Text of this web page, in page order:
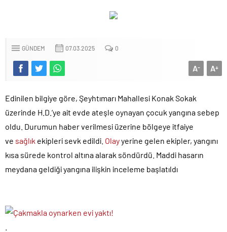
GÜNDEM 07.03.2025 0
A+
A-
Edinilen bilgiye göre, Şeyhtımarı Mahallesi Konak Sokak
üzerinde H.D.’ye ait evde ateşle oynayan çocuk yangına sebep
oldu. Durumun haber verilmesi üzerine bölgeye itfaiye
ve sağlık ekipleri sevk edildi. Olayyerine gelen ekipler, yangını
kısa sürede kontrol altına alarak söndürdü. Maddi hasarın
meydana geldiği yangına ilişkin inceleme başlatıldı